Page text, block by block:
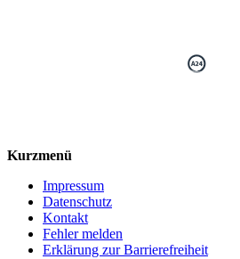
Kurzmenü
Impressum
Datenschutz
Kontakt
Fehler melden
Erklärung zur Barrierefreiheit